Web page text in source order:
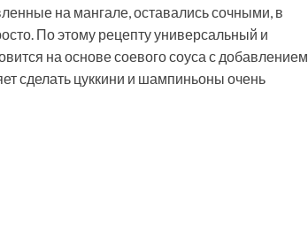
на мангале, оставались сочными, в
По этому рецепту универсальный и
на основе соевого соуса с добавлением
сделать цуккини и шампиньоны очень